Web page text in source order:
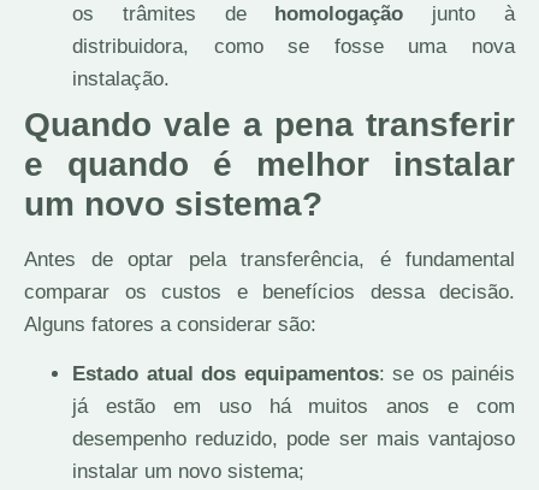
os trâmites de homologação junto à
distribuidora, como se fosse uma nova
instalação.
Quando vale a pena transferir
e quando é melhor instalar
um novo sistema?
Antes de optar pela transferência, é fundamental
comparar os custos e benefícios dessa decisão.
Alguns fatores a considerar são:
Estado atual dos equipamentos: se os painéis
já estão em uso há muitos anos e com
desempenho reduzido, pode ser mais vantajoso
instalar um novo sistema;